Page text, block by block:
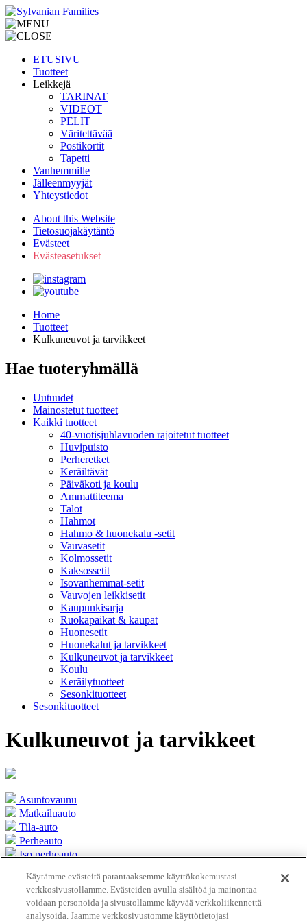
ETUSIVU
Tuotteet
Leikkejä
TARINAT
VIDEOT
PELIT
Väritettävää
Postikortit
Tapetti
Vanhemmille
Jälleenmyyjät
Yhteystiedot
About this Website
Tietosuojakäytäntö
Evästeet
Evästeasetukset
Home
Tuotteet
Kulkuneuvot ja tarvikkeet
Hae tuoteryhmällä
Uutuudet
Mainostetut tuotteet
Kaikki tuotteet
40-vuotisjuhlavuoden rajoitetut tuotteet
Huvipuisto
Perheretket
Keräiltävät
Päiväkoti ja koulu
Ammattiteema
Talot
Hahmot
Hahmo & huonekalu -setit
Vauvasetit
Kolmossetit
Kaksossetit
Isovanhemmat-setit
Vauvojen leikkisetit
Kaupunkisarja
Ruokapaikat & kaupat
Huonesetit
Huonekalut ja tarvikkeet
Kulkuneuvot ja tarvikkeet
Koulu
Keräilytuotteet
Sesonkituotteet
Sesonkituotteet
Kulkuneuvot ja tarvikkeet
Asuntovaunu
Matkailuauto
Tila-auto
Perheauto
Iso perheauto
LisääKäytämme evästeitä parantaaksemme käyttökokemustasi
verkkosivustollamme. Evästeiden avulla sisältöä ja mainontaa
voidaan personoida ja sivustollamme käyvää verkkoliikennettä
analysoida. Jaamme verkkosivustomme käyttötietojasi